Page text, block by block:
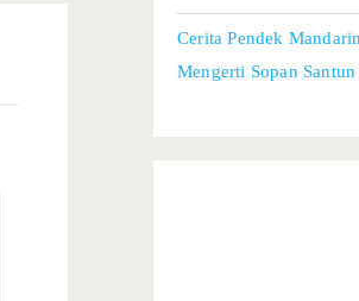
Cerita Pendek
Mengerti Sopan